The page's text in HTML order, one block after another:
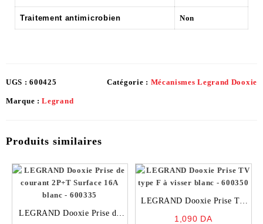
Traitement antimicrobien Non
UGS :600425 Catégorie : Mécanismes Legrand Dooxie
Marque :Legrand
Produits similaires
LEGRAND Dooxie Prise de
LEGRAND Dooxie Prise TV
1,090 DA